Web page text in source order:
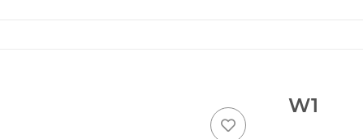
W1